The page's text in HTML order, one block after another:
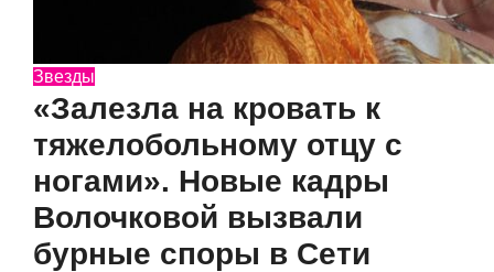
Звезды
«Залезла на кровать к
тяжелобольному отцу с
ногами». Новые кадры
Волочковой вызвали
бурные споры в Сети